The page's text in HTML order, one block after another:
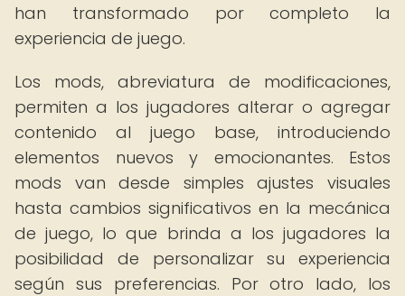
han transformado por completo la
experiencia de juego.
Los mods, abreviatura de modificaciones,
permiten a los jugadores alterar o agregar
contenido al juego base, introduciendo
elementos nuevos y emocionantes. Estos
mods van desde simples ajustes visuales
hasta cambios significativos en la mecánica
de juego, lo que brinda a los jugadores la
posibilidad de personalizar su experiencia
según sus preferencias. Por otro lado, los